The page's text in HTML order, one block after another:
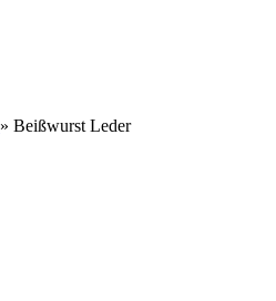
» Beißwurst Leder